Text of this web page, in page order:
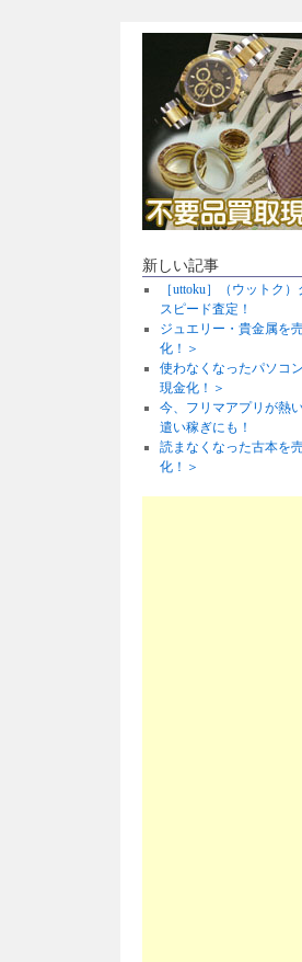
新しい記事
［uttoku］（ウットク
スピード査定！
ジュエリー・貴金属を
化！＞
使わなくなったパソコ
現金化！＞
今、フリマアプリが熱
遣い稼ぎにも！
読まなくなった古本を
化！＞